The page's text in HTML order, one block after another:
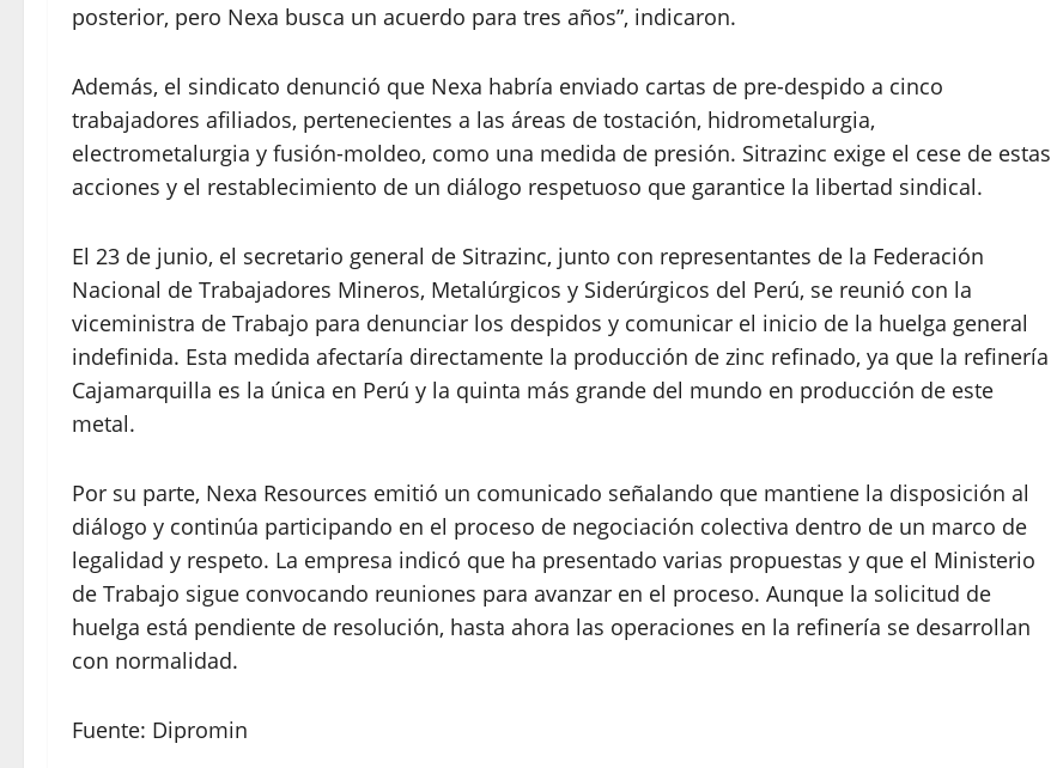
posterior, pero Nexa busca un acuerdo para tres años”, indicaron.
Además, el sindicato denunció que Nexa habría enviado cartas de pre-despido a cinco
trabajadores afiliados, pertenecientes a las áreas de tostación, hidrometalurgia,
electrometalurgia y fusión-moldeo, como una medida de presión. Sitrazinc exige el cese de estas
acciones y el restablecimiento de un diálogo respetuoso que garantice la libertad sindical.
El 23 de junio, el secretario general de Sitrazinc, junto con representantes de la Federación
Nacional de Trabajadores Mineros, Metalúrgicos y Siderúrgicos del Perú, se reunió con la
viceministra de Trabajo para denunciar los despidos y comunicar el inicio de la huelga general
indefinida. Esta medida afectaría directamente la producción de zinc refinado, ya que la refinería
Cajamarquilla es la única en Perú y la quinta más grande del mundo en producción de este
metal.
Por su parte, Nexa Resources emitió un comunicado señalando que mantiene la disposición al
diálogo y continúa participando en el proceso de negociación colectiva dentro de un marco de
legalidad y respeto. La empresa indicó que ha presentado varias propuestas y que el Ministerio
de Trabajo sigue convocando reuniones para avanzar en el proceso. Aunque la solicitud de
huelga está pendiente de resolución, hasta ahora las operaciones en la refinería se desarrollan
con normalidad.
Fuente: Dipromin